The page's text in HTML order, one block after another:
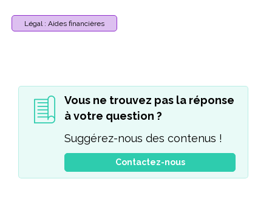
Légal : Aides financières
Vous ne trouvez pas la réponse
à votre question ?
Suggérez-nous des contenus !
Contactez-nous